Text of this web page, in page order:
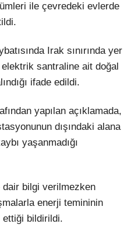
ile çevredeki evlerde
Irak sınırında yer
santraline ait doğal
ifade edildi.
yapılan açıklamada,
dışındaki alana
yaşanmadığı
dair bilgi verilmezken
enerji temininin
bildirildi.